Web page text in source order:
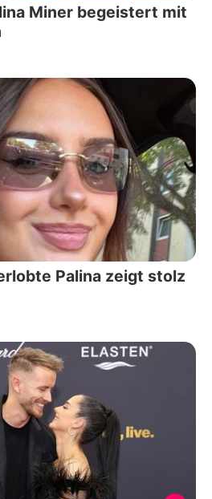
Miner begeistert mit
Palina zeigt stolz